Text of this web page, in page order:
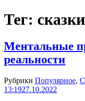
Тег:
Ментальные
реальности
Рубрики Популярное,
13:1927.10.2022